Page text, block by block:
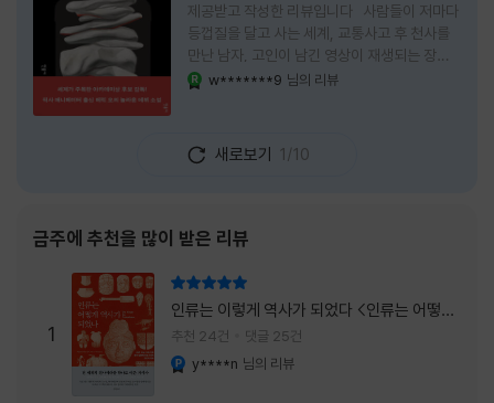
제공받고 작성한 리뷰입니다 사람들이 저마다
등껍질을 달고 사는 세계, 교통사고 후 천사를
만난 남자, 고인이 남긴 영상이 재생되는 장례
식장에서 똥을 싼 개. 이 책에는 몇 줄만 읽어도
넘어가 있었다. 소설을 읽으면서 잘 만든 단편
애니메이션 여러 편을 차례로 보는 기분이 들었
선명하게 그려졌고, 한 편이 끝날 때마다 질문
이 뒤따라왔다. 감출 수 없는 세계는 더 다정할
까 「등껍질」의 세계에서 사람들은 저마다 다른
등껍질을 달고 살아간다. 몸의 일부이면서 한
사람을 표현하는 수단
w*******9 님의 리뷰
새로보기 1/10
금주에 추천을 많이 받은 리뷰
1
인류는 이렇게 역사가 되었다 <인류는 어떻게
역사가 되었나>
추천 24건 댓글 25건
y****n 님의 리뷰